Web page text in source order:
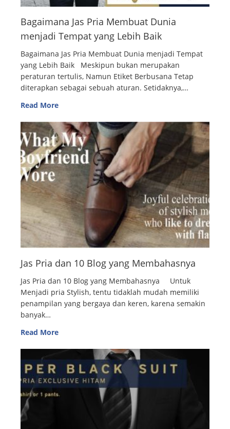
Bagaimana Jas Pria Membuat Dunia
menjadi Tempat yang Lebih Baik
Bagaimana Jas Pria Membuat Dunia menjadi Tempat
yang Lebih Baik Meskipun bukan merupakan
peraturan tertulis, Namun Etiket Berbusana Tetap
diterapkan sebagai sebuah aturan. Setidaknya,…
Read More
Jas Pria dan 10 Blog yang Membahasnya
Jas Pria dan 10 Blog yang Membahasnya Untuk
Menjadi pria Stylish, tentu tidaklah mudah memiliki
penampilan yang bergaya dan keren, karena semakin
banyak…
Read More